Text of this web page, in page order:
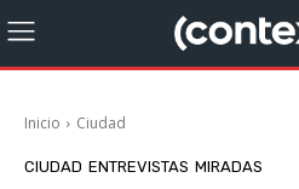
Inicio Ciudad
CIUDAD ENTREVISTAS MIRADAS